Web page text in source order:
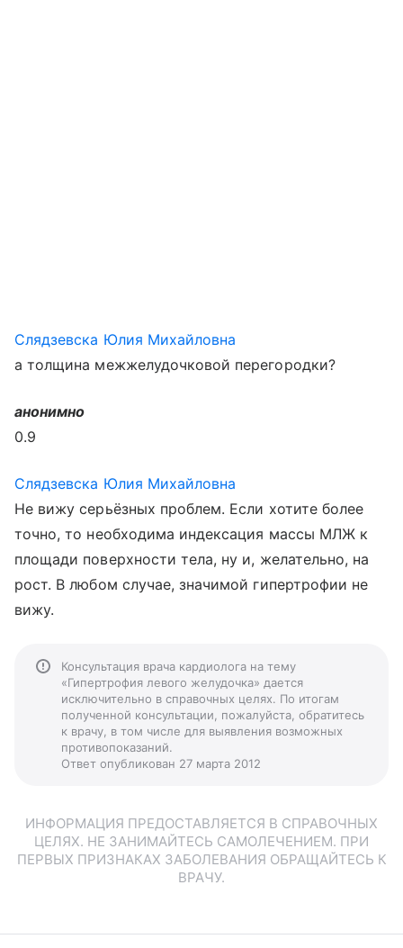
Слядзевска Юлия Михайловна
а толщина межжелудочковой перегородки?
анонимно
0.9
Слядзевска Юлия Михайловна
Не вижу серьёзных проблем. Если хотите более
точно, то необходима индексация массы МЛЖ к
площади поверхности тела, ну и, желательно, на
рост. В любом случае, значимой гипертрофии не
вижу.
Консультация врача кардиолога на тему
«Гипертрофия левого желудочка» дается
исключительно в справочных целях. По итогам
полученной консультации, пожалуйста, обратитесь
к врачу, в том числе для выявления возможных
противопоказаний.
Ответ опубликован 27 марта 2012
ИНФОРМАЦИЯ ПРЕДОСТАВЛЯЕТСЯ В СПРАВОЧНЫХ
ЦЕЛЯХ. НЕ ЗАНИМАЙТЕСЬ САМОЛЕЧЕНИЕМ. ПРИ
ПЕРВЫХ ПРИЗНАКАХ ЗАБОЛЕВАНИЯ ОБРАЩАЙТЕСЬ К
ВРАЧУ.